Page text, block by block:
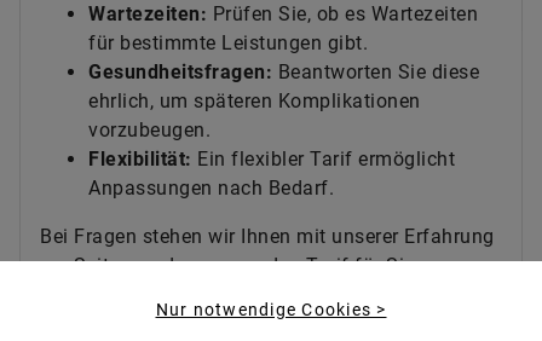
Wartezeiten: Prüfen Sie, ob es Wartezeiten
für bestimmte Leistungen gibt.
Gesundheitsfragen: Beantworten Sie diese
ehrlich, um späteren Komplikationen
vorzubeugen.
Flexibilität: Ein flexibler Tarif ermöglicht
Anpassungen nach Bedarf.
Bei Fragen stehen wir Ihnen mit unserer Erfahrung
zur Seite, um den passenden Tarif für Sie zu
Nur notwendige Cookies >